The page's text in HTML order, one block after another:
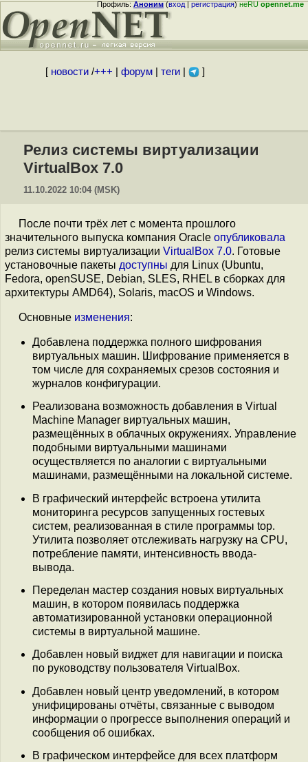
Профиль:Аноним(вход|регистрация)неRUopennet.me
[ новости/+++ форум| теги| ]
Релиз системы виртуализации
VirtualBox 7.0
11.10.2022 10:04 (MSK)
После почти трёх лет с момента прошлого
значительного выпуска компания Oracle опубликовала
релиз системы виртуализации VirtualBox 7.0. Готовые
установочные пакеты доступны для Linux (Ubuntu,
Fedora, openSUSE, Debian, SLES, RHEL в сборках для
архитектуры AMD64), Solaris, macOS и Windows.
Основные изменения:
Добавлена поддержка полного шифрования
виртуальных машин. Шифрование применяется в
том числе для сохраняемых срезов состояния и
журналов конфигурации.
Реализована возможность добавления в Virtual
Machine Manager виртуальных машин,
размещённых в облачных окружениях. Управление
подобными виртуальными машинами
осуществляется по аналогии с виртуальными
машинами, размещёнными на локальной системе.
В графический интерфейс встроена утилита
мониторинга ресурсов запущенных гостевых
систем, реализованная в стиле программы top.
Утилита позволяет отслеживать нагрузку на CPU,
потребление памяти, интенсивность ввода-
вывода.
Переделан мастер создания новых виртуальных
машин, в котором появилась поддержка
автоматизированной установки операционной
системы в виртуальной машине.
Добавлен новый виджет для навигации и поиска
по руководству пользователя VirtualBox.
Добавлен новый центр уведомлений, в котором
унифицированы отчёты, связанные с выводом
информации о прогрессе выполнения операций и
сообщения об ошибках.
В графическом интерфейсе для всех платформ